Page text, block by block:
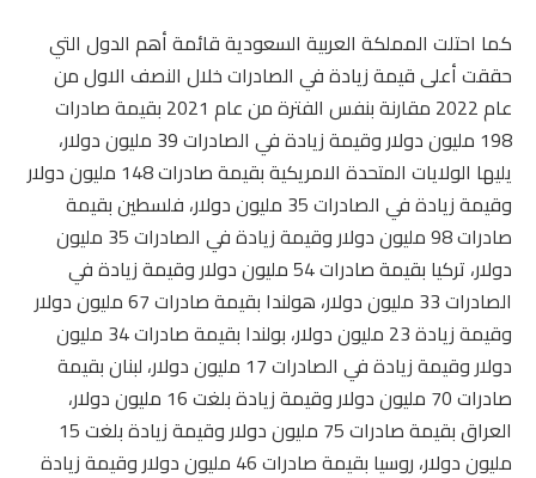
كما احتلت المملكة العربية السعودية قائمة أهم الدول التي
حققت أعلى قيمة زيادة في الصادرات خلال النصف الاول من
عام 2022 مقارنة بنفس الفترة من عام 2021 بقيمة صادرات
198 مليون دولار وقيمة زيادة في الصادرات 39 مليون دولار،
يليها الولايات المتحدة الامريكية بقيمة صادرات 148 مليون دولار
وقيمة زيادة في الصادرات 35 مليون دولار، فلسطين بقيمة
صادرات 98 مليون دولار وقيمة زيادة في الصادرات 35 مليون
دولار، تركيا بقيمة صادرات 54 مليون دولار وقيمة زيادة في
الصادرات 33 مليون دولار، هولندا بقيمة صادرات 67 مليون دولار
وقيمة زيادة 23 مليون دولار، بولندا بقيمة صادرات 34 مليون
دولار وقيمة زيادة في الصادرات 17 مليون دولار، لبنان بقيمة
صادرات 70 مليون دولار وقيمة زيادة بلغت 16 مليون دولار،
العراق بقيمة صادرات 75 مليون دولار وقيمة زيادة بلغت 15
مليون دولار، روسيا بقيمة صادرات 46 مليون دولار وقيمة زيادة